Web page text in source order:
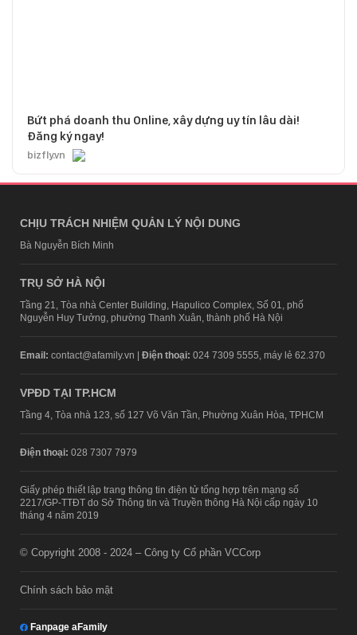
Bứt phá doanh thu Online, xây dựng uy tín lâu dài!
Đăng ký ngay!
bizfly.vn
CHỊU TRÁCH NHIỆM QUẢN LÝ NỘI DUNG
Bà Nguyễn Bích Minh
TRỤ SỞ HÀ NỘI
Tầng 21, Tòa nhà Center Building, Hapulico Complex, Số 01, phố
Nguyễn Huy Tưởng, phường Thanh Xuân, thành phố Hà Nội
Email: contact@afamily.vn | Điện thoại: 024 7309 5555, máy lẻ 62.370
VPĐD TẠI TP.HCM
Tầng 4, Tòa nhà 123, số 127 Võ Văn Tần, Phường Xuân Hòa, TPHCM
Điện thoại: 028 7307 7979
Giấy phép thiết lập trang thông tin điện tử tổng hợp trên mạng số
2217/GP-TTĐT do Sở Thông tin và Truyền thông Hà Nội cấp ngày 10
tháng 4 năm 2019
© Copyright 2008 - 2024 – Công ty Cổ phần VCCorp
Chính sách bảo mật
Fanpage aFamily